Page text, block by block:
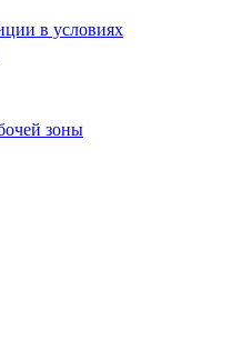
в условиях
зоны